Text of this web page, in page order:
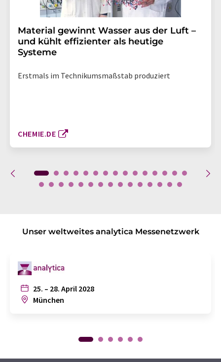
Material gewinnt Wasser aus der Luft –
und kühlt effizienter als heutige
Systeme
Erstmals im Technikumsmaßstab produziert
CHEMIE.DE
Unser weltweites analytica Messenetzwerk
25. – 28. April 2028
München